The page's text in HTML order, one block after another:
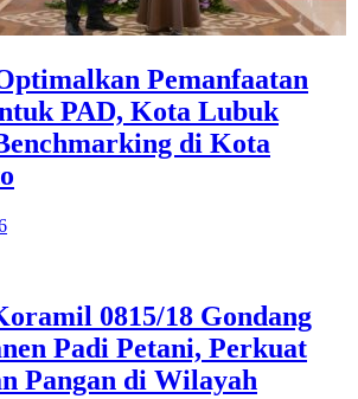
Pemanfaatan
PAD, Kota Lubuk
di Kota
0815/18 Gondang
Padi Petani, Perkuat
Pangan di Wilayah